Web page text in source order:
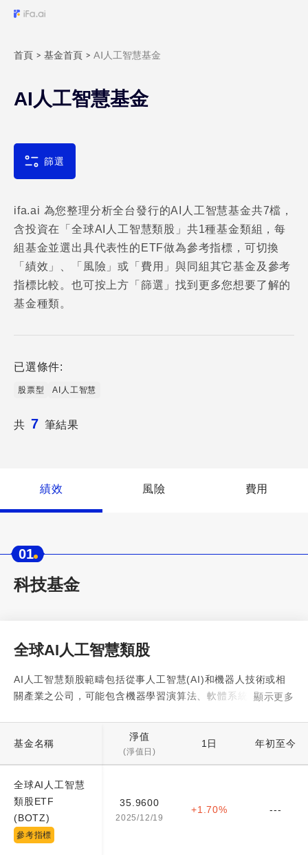
首頁 > 基金首頁 > AI人工智慧基金
AI人工智慧基金
篩選
ifa.ai 為您整理分析全台發行的AI人工智慧基金共7檔，
含投資在「全球AI人工智慧類股」共1種基金類組，每
組基金並選出具代表性的ETF做為參考指標，可切換
「績效」、「風險」或「費用」與同組其它基金及參考
指標比較。也可按上方「篩選」找到更多您想要了解的
基金種類。
已選條件:
股票型 AI人工智慧
共 7 筆結果
績效 風險 費用
01
科技基金
全球AI人工智慧類股
AI人工智慧類股範疇包括從事人工智慧(AI)和機器人技術或相
關產業之公司，可能包含機器學習演算法、軟體系統、AI運算
指數為「 STOXX 全球人工智慧指數」，代表 ETF 為
「BOTZ」，其他相關指數還有 「Nasdaq CTA Artificial
Intelligence & Robotics」、「SG 全球 AI 機器人精選指
數」、「Robo Global Artificial Intelligence Index」，相關
ETF 則有 「AIEQ」、「GOAI.PAR」、「00762」
顯示更多
基金名稱
淨值
(淨值日)
1日 年初至今
全球AI人工智慧
類股ETF
(BOTZ)
參考指標
35.9600
2025/12/19
+1.70% ---